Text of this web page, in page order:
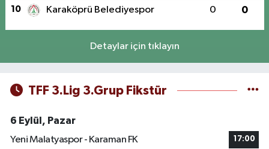
10 Karaköprü Belediyespor 0 0
Detaylar için tıklayın
TFF 3.Lig 3.Grup Fikstür
6 Eylül, Pazar
Yeni Malatyaspor - Karaman FK
17:00